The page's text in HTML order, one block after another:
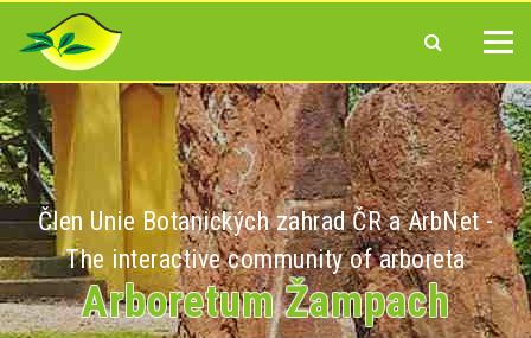
Člen Unie Botanických zahrad ČR a ArbNet -
The interactive community of arboreta
Arboretum Žampach